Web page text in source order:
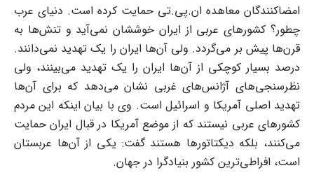
امضاکنندگان معاهده ان‌.‌پی‌.‌تی حمایت کرده است. دنیای عرب
چطور؟ کشورهای عربی از ایران خوششان نمی‌آید و تنش‌ها به
قرن‌ها پیش بر می‌گردد. ولی آن‌ها ایران را یک تهدید نمی‌دانند.
درصد بسیار کوچکی از آن‌ها ایران را یک تهدید می‌بینند، ولی
نظرسنجی‌های آژانس‌های غربی نشان می‌دهد که برای آن‌ها
تهدید اصلی آمریکا و اسرائیل است. وی با بیان اینکه این مردم
کشورهای عربی نیستند که از موضع آمریکا در قبال ایران حمایت
می‌کنند، بلکه دیکتاتور‌ها هستند گفت: یکی از آن‌ها عربستان
است، افراطی‌ترین کشور بنیادگرا در جهان.